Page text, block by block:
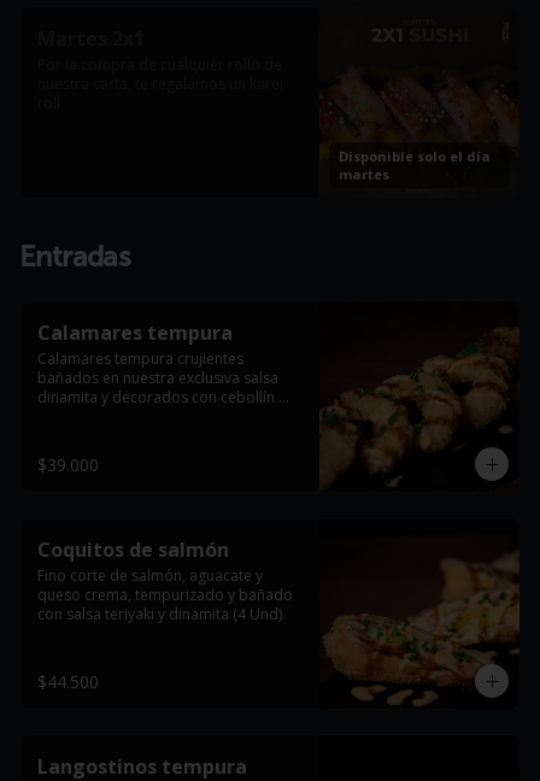
Disponible solo el día
martes
Entradas
Calamares tempura
Calamares tempura crujientes
bañados en nuestra exclusiva salsa
dinamita y decorados con cebollín
$39.000
Coquitos de salmón
Fino corte de salmón, aguacate y
queso crema, tempurizado y bañado
con salsa teriyaki y dinamita (4 Und).
$44.500
Langostinos tempura